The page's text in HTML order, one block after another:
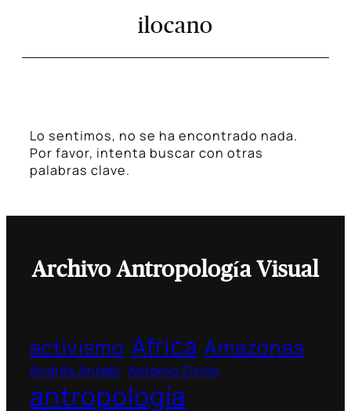
ilocano
Lo sentimos, no se ha encontrado nada.
Por favor, intenta buscar con otras
palabras clave.
Archivo Antropología Visual
activismo Africa Amazonas
Andrés Antebi Antonio Zirión
antropología